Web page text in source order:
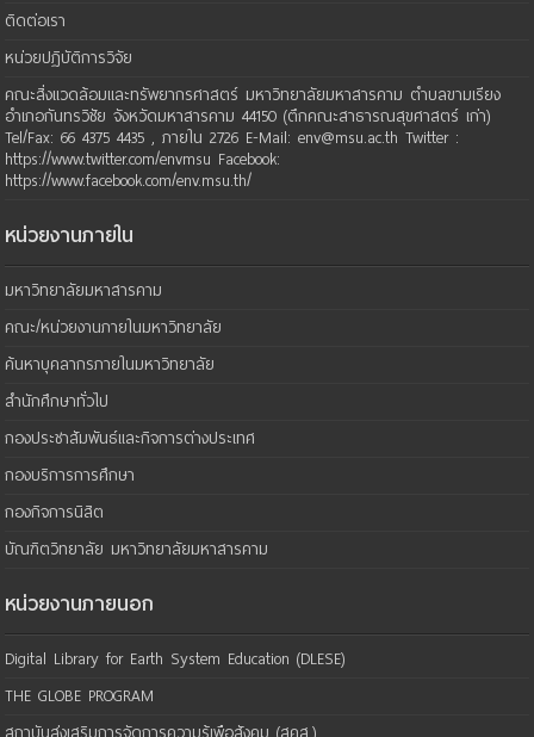
ติดต่อเรา
หน่วยปฏิบัติการวิจัย
คณะสิ่งแวดล้อมและทรัพยากรศาสตร์ มหาวิทยาลัยมหาสารคาม ตำบลขามเรียง
อำเภอกันทรวิชัย จังหวัดมหาสารคาม 44150 (ตึกคณะสาธารณสุขศาสตร์ เก่า)
Tel/Fax: 66 4375 4435 , ภายใน 2726 E-Mail: env@msu.ac.th Twitter :
https://www.twitter.com/envmsu Facebook:
https://www.facebook.com/env.msu.th/
หน่วยงานภายใน
มหาวิทยาลัยมหาสารคาม
คณะ/หน่วยงานภายในมหาวิทยาลัย
ค้นหาบุคลากรภายในมหาวิทยาลัย
สำนักศึกษาทั่วไป
กองประชาสัมพันธ์และกิจการต่างประเทศ
กองบริการการศึกษา
กองกิจการนิสิต
บัณฑิตวิทยาลัย มหาวิทยาลัยมหาสารคาม
หน่วยงานภายนอก
Digital Library for Earth System Education (DLESE)
THE GLOBE PROGRAM